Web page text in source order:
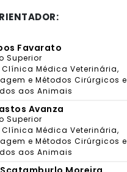
Favarato
Superior
Médica Veterinária,
e Métodos Cirúrgicos e
aos Animais
Avanza
Superior
Médica Veterinária,
e Métodos Cirúrgicos e
aos Animais